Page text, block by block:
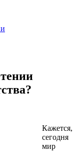
Кажется,
сегодня
мир